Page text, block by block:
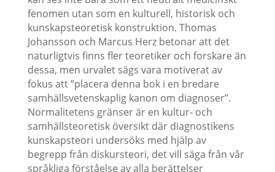
fenomen utan som en kulturell, historisk och
kunskapsteoretisk konstruktion. Thomas
Johansson och Marcus Herz betonar att det
naturligtvis finns fler teoretiker och forskare än
dessa, men urvalet sägs vara motiverat av
fokus att ”placera denna bok i en bredare
samhällsvetenskaplig kanon om diagnoser”.
Normalitetens gränser är en kultur- och
samhällsteoretisk översikt där diagnostikens
kunskapsteori undersöks med hjälp av
begrepp från diskursteori, det vill säga från vår
språkliga förståelse av alla berättelser